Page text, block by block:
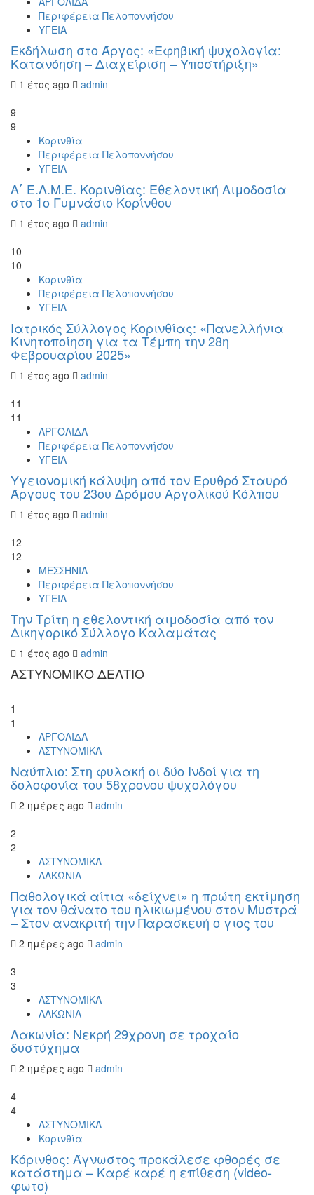
Περιφέρεια Πελοποννήσου
ΥΓΕΙΑ
Εκδήλωση στο Άργος: «Εφηβική ψυχολογία:
Κατανόηση – Διαχείριση – Υποστήριξη»
1 έτος ago
admin
9
9
Κορινθία
Περιφέρεια Πελοποννήσου
ΥΓΕΙΑ
Α΄ Ε.Λ.Μ.Ε. Κορινθίας: Εθελοντική Αιμοδοσία
στο 1ο Γυμνάσιο Κορίνθου
1 έτος ago
admin
10
10
Κορινθία
Περιφέρεια Πελοποννήσου
ΥΓΕΙΑ
Ιατρικός Σύλλογος Κορινθίας: «Πανελλήνια
Κινητοποίηση για τα Τέμπη την 28η
Φεβρουαρίου 2025»
1 έτος ago
admin
11
11
ΑΡΓΟΛΙΔΑ
Περιφέρεια Πελοποννήσου
ΥΓΕΙΑ
Υγειονομική κάλυψη από τον Ερυθρό Σταυρό
Άργους του 23ου Δρόμου Αργολικού Κόλπου
1 έτος ago
admin
12
12
ΜΕΣΣΗΝΙΑ
Περιφέρεια Πελοποννήσου
ΥΓΕΙΑ
Την Τρίτη η εθελοντική αιμοδοσία από τον
Δικηγορικό Σύλλογο Καλαμάτας
1 έτος ago admin
ΑΣΤΥΝΟΜΙΚΟ ΔΕΛΤΙΟ
1
1
ΑΡΓΟΛΙΔΑ
ΑΣΤΥΝΟΜΙΚΑ
Ναύπλιο: Στη φυλακή οι δύο Ινδοί για τη
δολοφονία του 58χρονου ψυχολόγου
2 ημέρες ago
admin
2
2
ΑΣΤΥΝΟΜΙΚΑ
ΛΑΚΩΝΙΑ
Παθολογικά αίτια «δείχνει» η πρώτη εκτίμηση
για τον θάνατο του ηλικιωμένου στον Μυστρά
– Στον ανακριτή την Παρασκευή ο γιος του
2 ημέρες ago
admin
3
3
ΑΣΤΥΝΟΜΙΚΑ
ΛΑΚΩΝΙΑ
Λακωνία: Νεκρή 29χρονη σε τροχαίο
δυστύχημα
2 ημέρες ago
admin
4
4
ΑΣΤΥΝΟΜΙΚΑ
Κορινθία
Κόρινθος: Άγνωστος προκάλεσε φθορές σε
κατάστημα – Καρέ καρέ η επίθεση (video-
φωτο)